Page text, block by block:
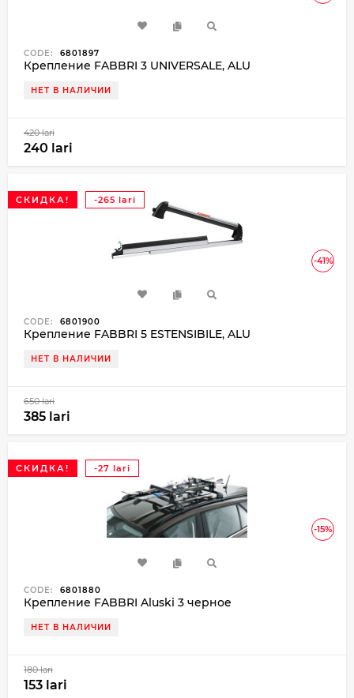
CODE: 6801897
Крепление FABBRI 3 UNIVERSALE, ALU
НЕТ В НАЛИЧИИ
420 lari
240 lari
-41%
СКИДКА! -265 lari
CODE: 6801900
Крепление FABBRI 5 ESTENSIBILE, ALU
НЕТ В НАЛИЧИИ
650 lari
385 lari
-15%
СКИДКА! -27 lari
CODE: 6801880
Крепление FABBRI Aluski 3 черное
НЕТ В НАЛИЧИИ
180 lari
153 lari